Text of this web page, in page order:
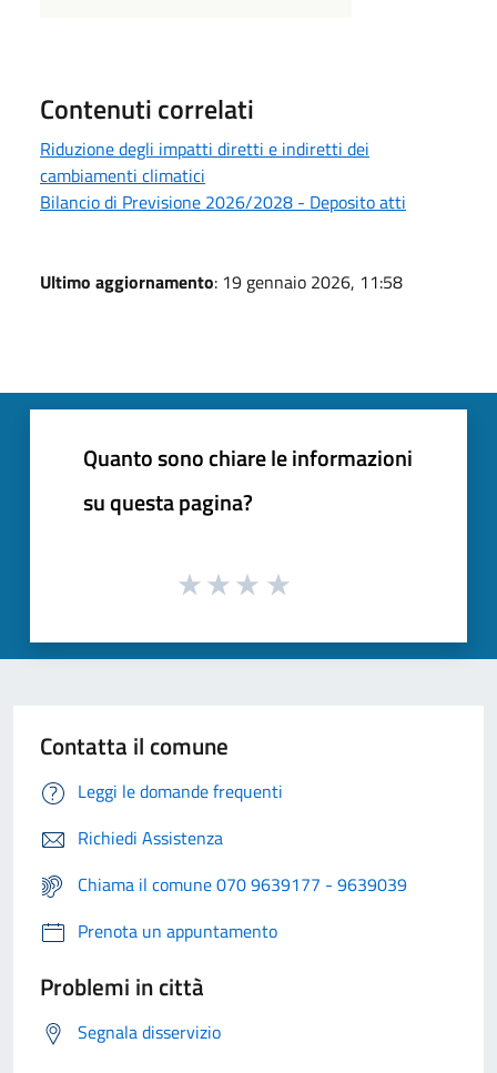
Contenuti correlati
Riduzione degli impatti diretti e indiretti dei
cambiamenti climatici
Bilancio di Previsione 2026/2028 - Deposito atti
Ultimo aggiornamento: 19 gennaio 2026, 11:58
Quanto sono chiare le informazioni
su questa pagina?
Contatta il comune
Leggi le domande frequenti
Richiedi Assistenza
Chiama il comune 070 9639177 - 9639039
Prenota un appuntamento
Problemi in città
Segnala disservizio